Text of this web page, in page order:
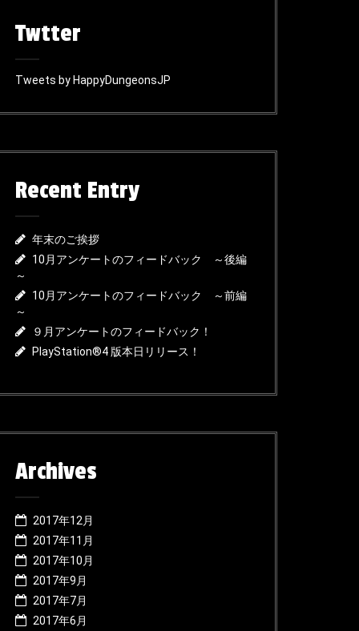
Twtter
Tweets by HappyDungeonsJP
Recent Entry
年末のご挨拶
10月アンケートのフィードバック ～後編
～
10月アンケートのフィードバック ～前編
～
９月アンケートのフィードバック！
PlayStation®4 版本日リリース！
Archives
2017年12月
2017年11月
2017年10月
2017年9月
2017年7月
2017年6月